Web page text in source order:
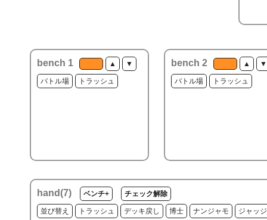
bench 1 ▲ ▼
バトル場 トラッシュ
bench 2 ▲ ▼
バトル場 トラッシュ
hand(7) ベンチ+ チェック解除
並び替え トラッシュ デッキ戻し 博士 ナンジャモ ジャッ